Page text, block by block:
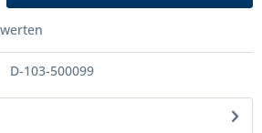
D-103-500099